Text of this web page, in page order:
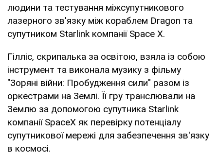
людини та тестування міжсупутникового
лазерного зв'язку між кораблем Dragon та
супутником Starlink компанії Space X.
Гілліс, скрипалька за освітою, взяла із собою
інструмент та виконала музику з фільму
"Зоряні війни: Пробудження сили" разом із
оркестрами на Землі. Її гру транслювали на
Землю за допомогою супутника Starlink
компанії SpaceX як перевірку потенціалу
супутникової мережі для забезпечення зв'язку
в космосі.